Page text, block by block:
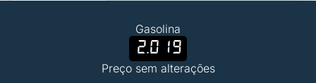
Gasolina
2.019
Preço sem alterações